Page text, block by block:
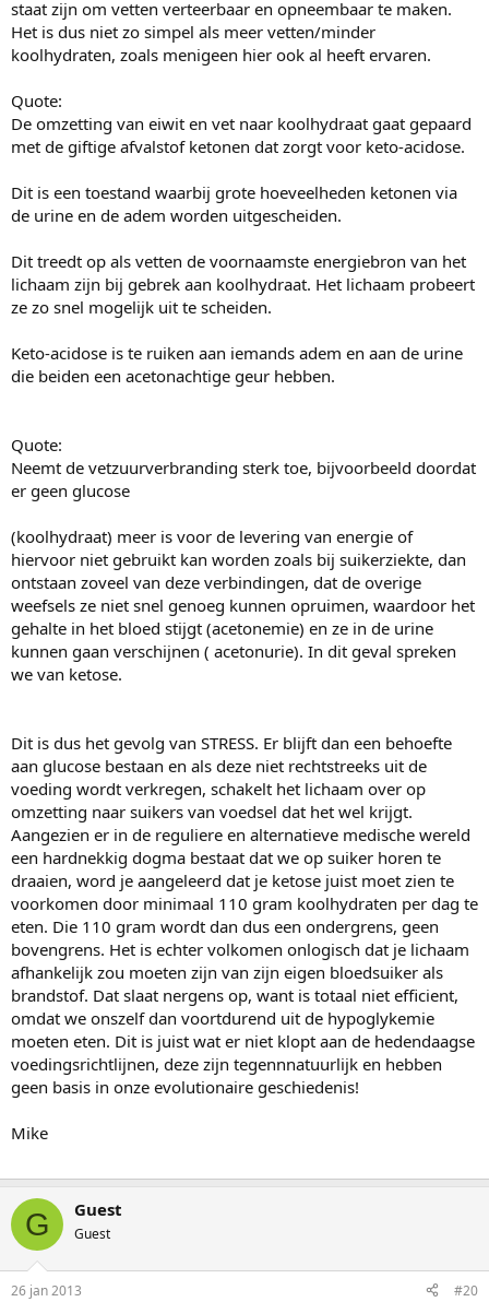
staat zijn om vetten verteerbaar en opneembaar te maken.
Het is dus niet zo simpel als meer vetten/minder
koolhydraten, zoals menigeen hier ook al heeft ervaren.
Quote:
De omzetting van eiwit en vet naar koolhydraat gaat gepaard
met de giftige afvalstof ketonen dat zorgt voor keto-acidose.
Dit is een toestand waarbij grote hoeveelheden ketonen via
de urine en de adem worden uitgescheiden.
Dit treedt op als vetten de voornaamste energiebron van het
lichaam zijn bij gebrek aan koolhydraat. Het lichaam probeert
ze zo snel mogelijk uit te scheiden.
Keto-acidose is te ruiken aan iemands adem en aan de urine
die beiden een acetonachtige geur hebben.
Quote:
Neemt de vetzuurverbranding sterk toe, bijvoorbeeld doordat
er geen glucose
(koolhydraat) meer is voor de levering van energie of
hiervoor niet gebruikt kan worden zoals bij suikerziekte, dan
ontstaan zoveel van deze verbindingen, dat de overige
weefsels ze niet snel genoeg kunnen opruimen, waardoor het
gehalte in het bloed stijgt (acetonemie) en ze in de urine
kunnen gaan verschijnen ( acetonurie). In dit geval spreken
we van ketose.
Dit is dus het gevolg van STRESS. Er blijft dan een behoefte
aan glucose bestaan en als deze niet rechtstreeks uit de
voeding wordt verkregen, schakelt het lichaam over op
omzetting naar suikers van voedsel dat het wel krijgt.
Aangezien er in de reguliere en alternatieve medische wereld
een hardnekkig dogma bestaat dat we op suiker horen te
draaien, word je aangeleerd dat je ketose juist moet zien te
voorkomen door minimaal 110 gram koolhydraten per dag te
eten. Die 110 gram wordt dan dus een ondergrens, geen
bovengrens. Het is echter volkomen onlogisch dat je lichaam
afhankelijk zou moeten zijn van zijn eigen bloedsuiker als
brandstof. Dat slaat nergens op, want is totaal niet efficient,
omdat we onszelf dan voortdurend uit de hypoglykemie
moeten eten. Dit is juist wat er niet klopt aan de hedendaagse
voedingsrichtlijnen, deze zijn tegennnatuurlijk en hebben
geen basis in onze evolutionaire geschiedenis!
Mike
G Guest
Guest
26 jan 2013 #20